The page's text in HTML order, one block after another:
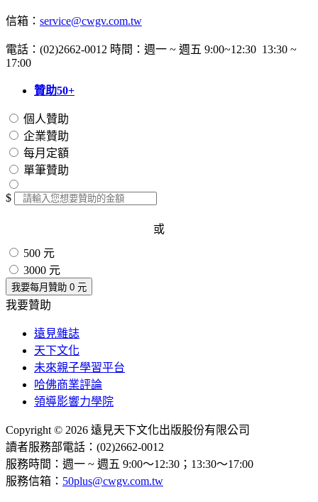
信箱： service@cwgv.com.tw
電話：(02)2662-0012 時間：週一 ~ 週五 9:00~12:30 13:30 ~
17:00
贊助50+
個人贊助
企業贊助
每月定額
單筆贊助
$
或
500 元
3000 元
我要每月贊助 0 元
我要贊助
遠見雜誌
天下文化
未來親子學習平台
哈佛商業評論
領導影響力學院
Copyright © 2026 遠見天下文化出版股份有限公司
讀者服務部電話：(02)2662-0012
服務時間：週一 ~ 週五 9:00～12:30；13:30～17:00
服務信箱： 50plus@cwgv.com.tw